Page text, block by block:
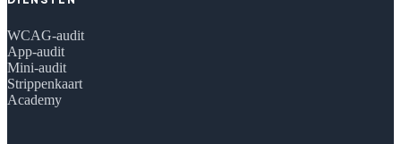
WCAG-audit
App-audit
Mini-audit
Strippenkaart
Academy